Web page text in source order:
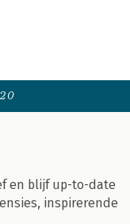
en blijf up-to-date
inspirerende